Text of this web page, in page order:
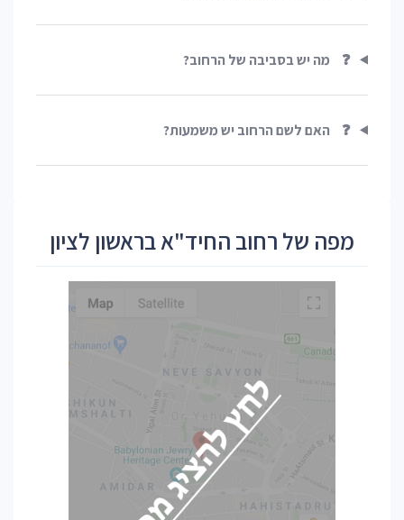
❓ מה יש בסביבה של הרחוב?
❓ האם לשם הרחוב יש משמעות?
מפה של רחוב החיד"א בראשון לציון